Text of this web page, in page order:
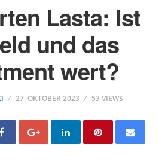
Lasta: Ist
und das
wert?
27. OKTOBER 2023 53 VIEWS